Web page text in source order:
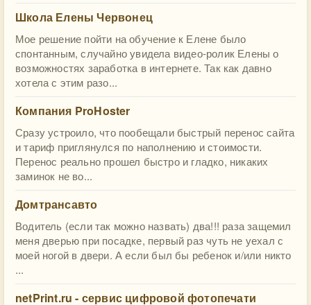
Школа Елены Червонец
Мое решение пойти на обучение к Елене было
спонтанным, случайно увидела видео-ролик Елены о
возможностях заработка в интернете. Так как давно
хотела с этим разо...
Компания ProHoster
Сразу устроило, что пообещали быстрый перенос сайта
и тариф приглянулся по наполнению и стоимости.
Перенос реально прошел быстро и гладко, никаких
заминок не во...
Домтрансавто
Водитель (если так можно назвать) два!!! раза защемил
меня дверью при посадке, первый раз чуть не уехал с
моей ногой в двери. А если был бы ребенок и/или никто
...
netPrint.ru - сервис цифровой фотопечати